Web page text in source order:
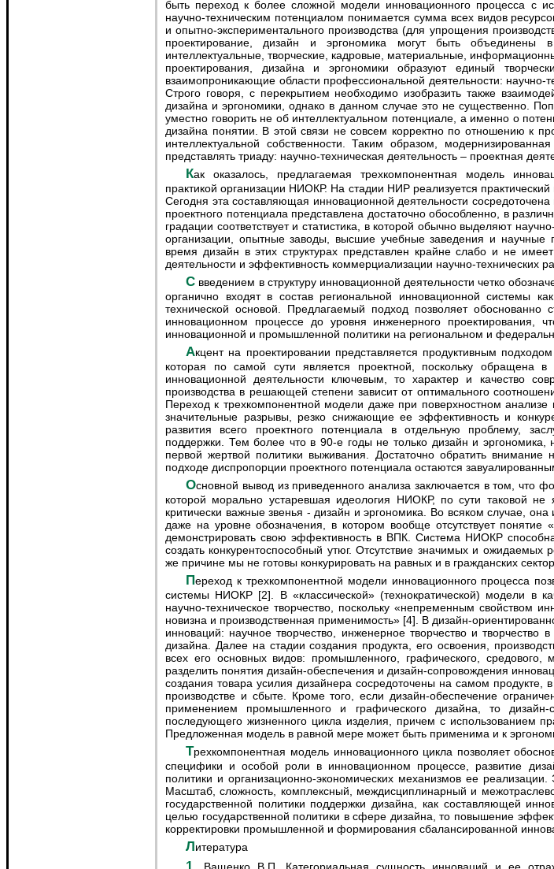
быть переход к более сложной модели инновационного процесса с
научно-техническим потенциалом понимается сумма всех видов
и опытно-экспериментального производства (для упрощения
проектирование, дизайн и эргономика могут быть объединены
интеллектуальные, творческие, кадровые, материальные,
проектирования, дизайна и эргономики образуют единый
взаимопроникающие области профессиональной деятельности: научно-
Строго говоря, с перекрытием необходимо изобразить также
дизайна и эргономики, однако в данном случае это не существенно.
уместно говорить не об интеллектуальном потенциале, а именно о
дизайна понятии. В этой связи не совсем корректно по отношению к
интеллектуальной собственности. Таким образом,
представлять триаду: научно-техническая деятельность – проектная
Как оказалось, предлагаемая трехкомпонентная модель инновационной деятельности хорошо согласуется с общепринятой
практикой организации НИОКР. На стадии НИР реализуется
Сегодня эта составляющая инновационной деятельности
проектного потенциала представлена достаточно обособленно, в
градации соответствует и статистика, в которой обычно выделяют
организации, опытные заводы, высшие учебные заведения и
время дизайн в этих структурах представлен крайне слабо и не
деятельности и эффективность коммерциализации научно-технических
С введением в структуру инновационной деятельности четко обозначенной проектной компоненты дизайн и эргономика естественно и
органично входят в состав региональной инновационной системы
технической основой. Предлагаемый подход позволяет
инновационном процессе до уровня инженерного проектирования,
инновационной и промышленной политики на региональном и
Акцент на проектировании представляется продуктивным подходом и в связи с его особой ролью в инновационной деятельности,
которая по самой сути является проектной, поскольку обращена
инновационной деятельности ключевым, то характер и качество
производства в решающей степени зависит от оптимального
Переход к трехкомпонентной модели даже при поверхностном анализе
значительные разрывы, резко снижающие ее эффективность и
развития всего проектного потенциала в отдельную проблему,
поддержки. Тем более что в 90-е годы не только дизайн и эргономика,
первой жертвой политики выживания. Достаточно обратить
подходе диспропорции проектного потенциала остаются
Основной вывод из приведенного анализа заключается в том, что формируемая технократическая инновационная система, в основе
которой морально устаревшая идеология НИОКР, по сути таковой не
критически важные звенья - дизайн и эргономика. Во всяком случае,
даже на уровне обозначения, в котором вообще отсутствует
демонстрировать свою эффективность в ВПК. Система НИОКР
создать конкурентоспособный утюг. Отсутствие значимых и
же причине мы не готовы конкурировать на равных и в гражданских
Переход к трехкомпонентной модели инновационного процесса позволяет обосновать одно из важных направлений модернизации
системы НИОКР [2]. В «классической» (технократической) модели в
научно-техническое творчество, поскольку «непременным свойством
новизна и производственная применимость» [4]. В дизайн-
инноваций: научное творчество, инженерное творчество и
дизайна. Далее на стадии создания продукта, его освоения,
всех его основных видов: промышленного, графического,
разделить понятия дизайн-обеспечения и дизайн-сопровождения
создания товара усилия дизайнера сосредоточены на самом
производстве и сбыте. Кроме того, если дизайн-обеспечение
применением промышленного и графического дизайна, то
последующего жизненного цикла изделия, причем с использованием
Предложенная модель в равной мере может быть применима и к
Трехкомпонентная модель инновационного цикла позволяет обоснованно ответить и на вопрос о путях решения проблемы. В силу
специфики и особой роли в инновационном процессе, развитие
политики и организационно-экономических механизмов ее
Масштаб, сложность, комплексный, междисциплинарный и
государственной политики поддержки дизайна, как составляющей
целью государственной политики в сфере дизайна, то повышение
корректировки промышленной и формирования сбалансированной
Литература